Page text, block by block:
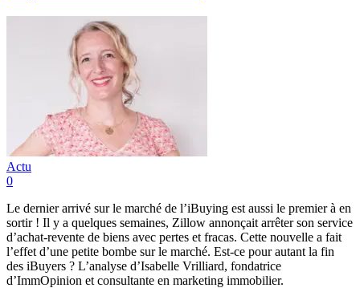
Actu
0
Le dernier arrivé sur le marché de l’iBuying est aussi le premier à en
sortir ! Il y a quelques semaines, Zillow annonçait arrêter son service
d’achat-revente de biens avec pertes et fracas. Cette nouvelle a fait
l’effet d’une petite bombe sur le marché. Est-ce pour autant la fin
des iBuyers ? L’analyse d’Isabelle Vrilliard, fondatrice
d’ImmOpinion et consultante en marketing immobilier.